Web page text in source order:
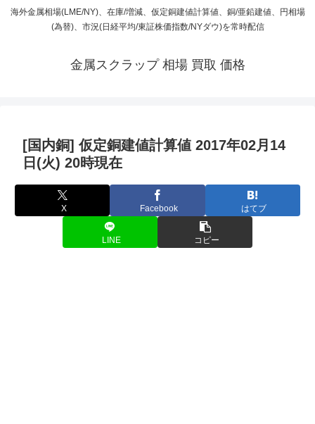
海外金属相場(LME/NY)、在庫/増減、仮定銅建値計算値、銅/亜鉛建値、円相場
(為替)、市況(日経平均/東証株価指数/NYダウ)を常時配信
金属スクラップ 相場 買取 価格
[国内銅] 仮定銅建値計算値 2017年02月14
日(火) 20時現在
X Facebook はてブ
LINE コピー